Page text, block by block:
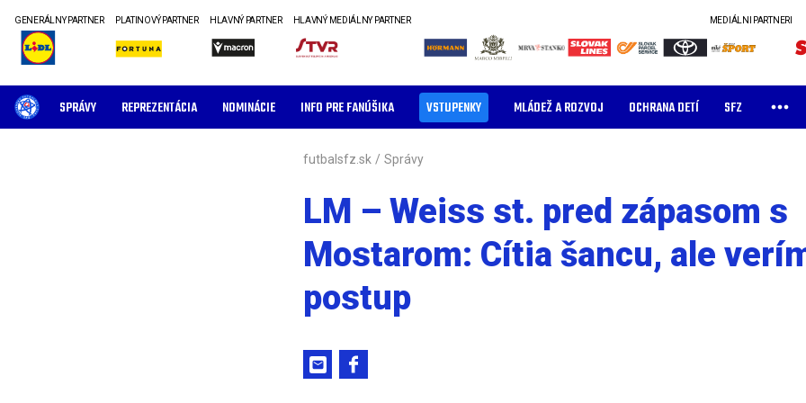
GENERÁLNY PARTNER PLATINOVÝ PARTNER HLAVNÝ PARTNER HLAVNÝ MEDIÁLNY PARTNER MEDIÁLNI PARTNERI
SPRÁVY REPREZENTÁCIA NOMINÁCIE INFO PRE FANÚŠIKA VSTUPENKY MLÁDEŽ A ROZVOJ OCHRANA DETÍ SFZ
futbalsfz.sk / Správy
LM – Weiss st. pred zápasom s
Mostarom: Cítia šancu, ale
postup